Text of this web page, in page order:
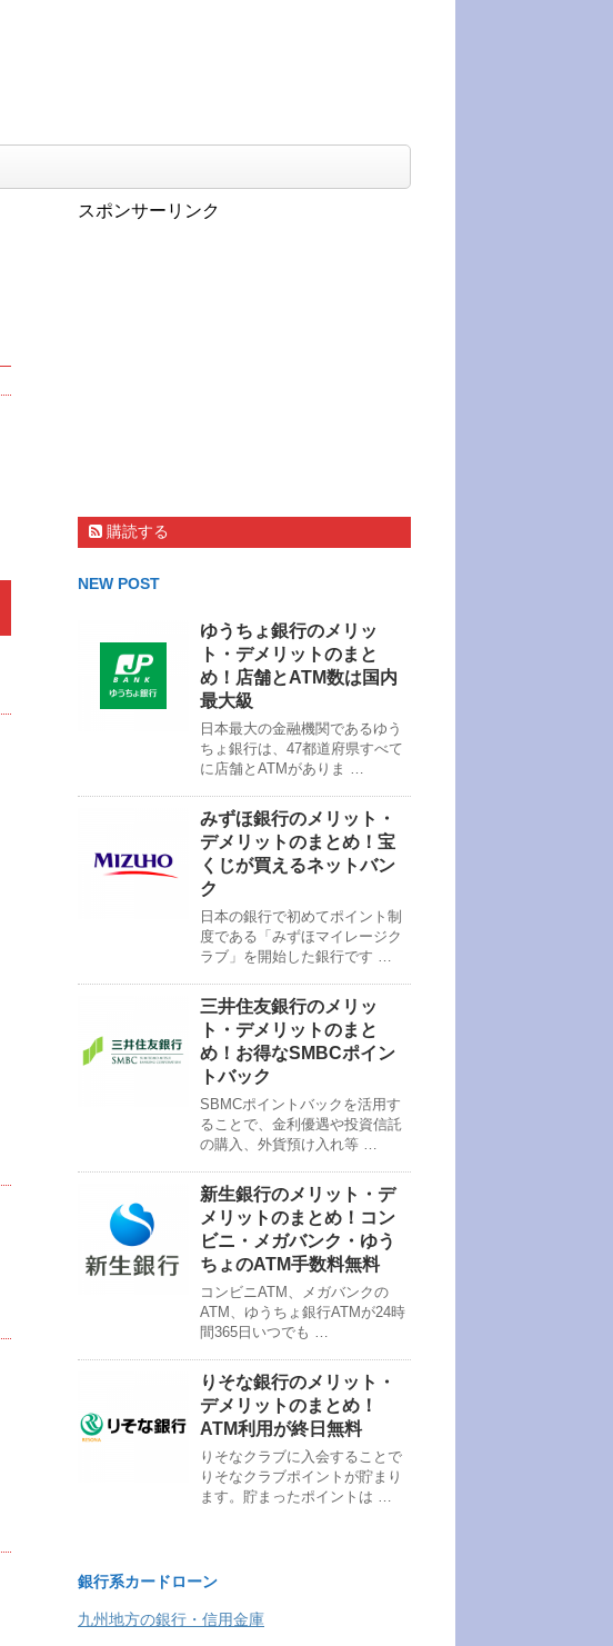
スポンサーリンク
購読する
NEW POST
ゆうちょ銀行のメリッ
ト・デメリットのまと
め！店舗とATM数は国内
最大級
日本最大の金融機関であるゆう
ちょ銀行は、47都道府県すべて
に店舗とATMがありま …
みずほ銀行のメリット・
デメリットのまとめ！宝
くじが買えるネットバン
ク
日本の銀行で初めてポイント制
度である「みずほマイレージク
ラブ」を開始した銀行です …
三井住友銀行のメリッ
ト・デメリットのまと
め！お得なSMBCポイン
トバック
SBMCポイントバックを活用す
ることで、金利優遇や投資信託
の購入、外貨預け入れ等 …
新生銀行のメリット・デ
メリットのまとめ！コン
ビニ・メガバンク・ゆう
ちょのATM手数料無料
コンビニATM、メガバンクの
ATM、ゆうちょ銀行ATMが24時
間365日いつでも …
りそな銀行のメリット・
デメリットのまとめ！
ATM利用が終日無料
りそなクラブに入会することで
りそなクラブポイントが貯まり
ます。貯まったポイントは …
銀行系カードローン
九州地方の銀行・信用金庫